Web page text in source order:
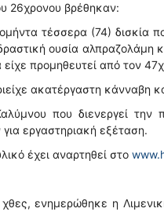
26χρονου βρέθηκαν:
τέσσερα (74) δισκία
ουσία αλπραζολάμη
είχε προμηθευτεί από τον
ακατέργαστη κάνναβη
που διενεργεί την
εργαστηριακή εξέταση.
έχει αναρτηθεί στο
ενημερώθηκε η